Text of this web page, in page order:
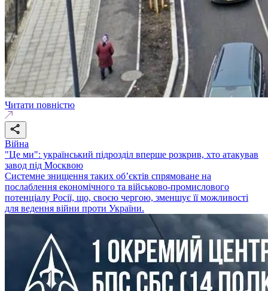
Читати повністю
Війна
"Це ми": український підрозділ вперше розкрив, хто атакував
завод під Москвою
Системне знищення таких об’єктів спрямоване на
послаблення економічного та військово-промислового
потенціалу Росії, що, своєю чергою, зменшує її можливості
для ведення війни проти України.